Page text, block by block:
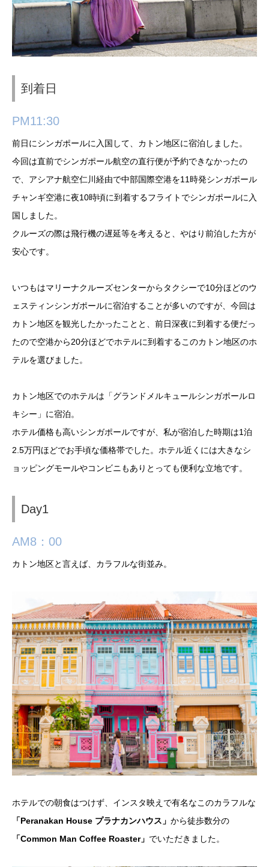
到着日
PM11:30
前日にシンガポールに入国して、カトン地区に宿泊しました。
今回は直前でシンガポール航空の直行便が予約できなかったの
で、アシアナ航空仁川経由で中部国際空港を11時発シンガポール
チャンギ空港に夜10時頃に到着するフライトでシンガポールに入
国しました。
クルーズの際は飛行機の遅延等を考えると、やはり前泊した方が
安心です。
いつもはマリーナクルーズセンターからタクシーで10分ほどのウ
ェスティンシンガポールに宿泊することが多いのですが、今回は
カトン地区を観光したかったことと、前日深夜に到着する便だっ
たので空港から20分ほどでホテルに到着するこのカトン地区のホ
テルを選びました。
カトン地区でのホテルは「グランドメルキュールシンガポールロ
キシー」に宿泊。
ホテル価格も高いシンガポールですが、私が宿泊した時期は1泊
2.5万円ほどでお手頃な価格帯でした。ホテル近くには大きなシ
ョッピングモールやコンビニもありとっても便利な立地です。
Day1
AM8：00
カトン地区と言えば、カラフルな街並み。
ホテルでの朝食はつけず、インスタ映えで有名なこのカラフルな
「Peranakan House プラナカンハウス」 から徒歩数分の
「Common Man Coffee Roaster」 でいただきました。